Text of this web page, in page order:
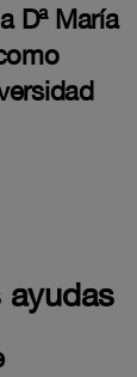
Dª María
ayudas